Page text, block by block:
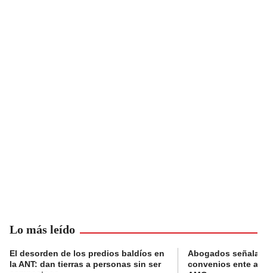
Lo más leído
El desorden de los predios baldíos en
la ANT: dan tierras a personas sin ser
Abogados
convenios ente